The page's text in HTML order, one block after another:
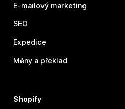
E-mailový marketing
SEO
Expedice
Měny a překlad
Shopify